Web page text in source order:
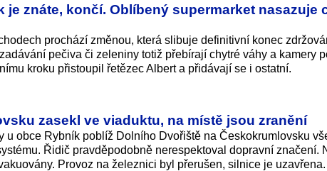
je znáte, končí. Oblíbený supermarket nasazuje
prochází změnou, která slibuje definitivní konec
pečiva či zeleniny totiž přebírají chytré váhy a kamery
kroku přistoupil řetězec Albert a přidávají se i ostatní.
zasekl ve viaduktu, na místě jsou zranění
u obce Rybník poblíž Dolního Dvořiště na Českokrumlovsku
Řidič pravděpodobně nerespektoval dopravní značení.
Provoz na železnici byl přerušen, silnice je uzavřena.